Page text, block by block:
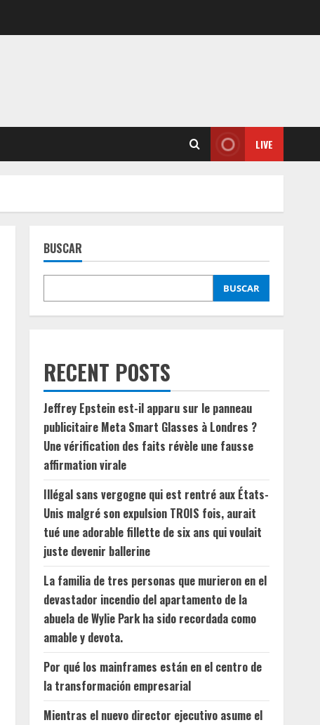
LIVE
BUSCAR
BUSCAR
RECENT POSTS
Jeffrey Epstein est-il apparu sur le panneau
publicitaire Meta Smart Glasses à Londres ?
Une vérification des faits révèle une fausse
affirmation virale
Illégal sans vergogne qui est rentré aux États-
Unis malgré son expulsion TROIS fois, aurait
tué une adorable fillette de six ans qui voulait
juste devenir ballerine
La familia de tres personas que murieron en el
devastador incendio del apartamento de la
abuela de Wylie Park ha sido recordada como
amable y devota.
Por qué los mainframes están en el centro de
la transformación empresarial
Mientras el nuevo director ejecutivo asume el